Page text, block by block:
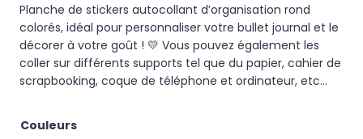
Planche de stickers autocollant d’organisation rond
colorés, idéal pour personnaliser votre bullet journal et le
décorer à votre goût ! 💛 Vous pouvez également les
coller sur différents supports tel que du papier, cahier de
scrapbooking, coque de téléphone et ordinateur, etc…
Couleurs